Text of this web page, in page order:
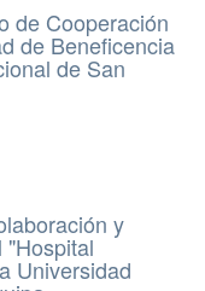
de Cooperación
de Beneficencia
de San
y
Universidad